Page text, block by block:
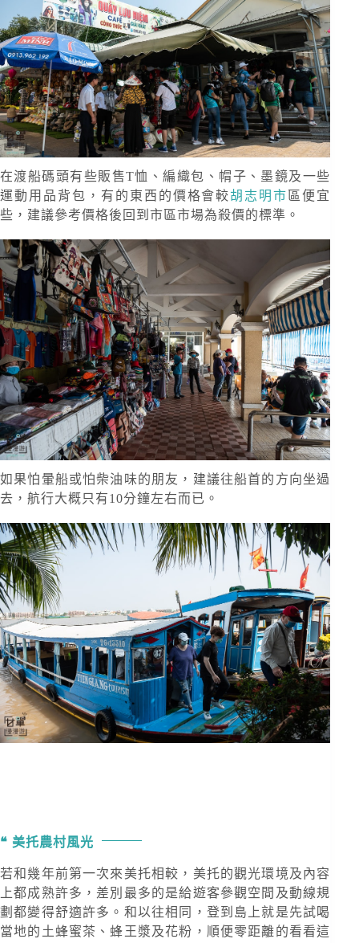
在渡船碼頭有些販售T恤、編織包、㡌子、墨鏡及一些
運動用品背包，有的東西的價格會較胡志明市 區便宜
些，建議參考價格後回到市區市場為殺價的標準。
如果怕暈船或怕柴油味的朋友，建議往船首的方向坐過
去，航行大概只有10分鐘左右而已。
美托農村風光
若和幾年前第一次來美托相較，美托的觀光環境及內容
上都成熟許多，差別最多的是給遊客參觀空間及動線規
劃都變得舒適許多。和以往相同，登到島上就是先試喝
當地的土蜂蜜茶、蜂王漿及花粉，順便零距離的看看這